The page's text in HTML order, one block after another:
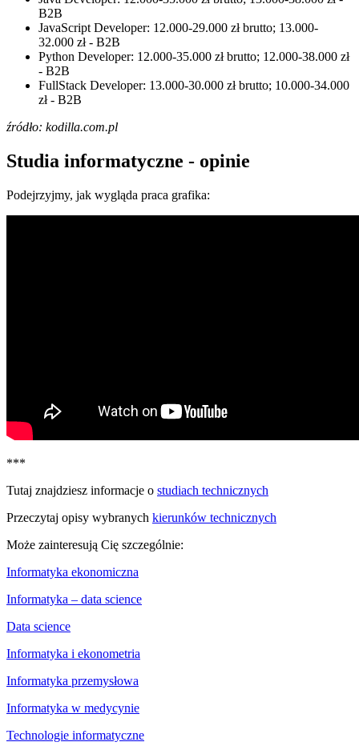
B2B
JavaScript Developer: 12.000-29.000 zł brutto; 13.000-
32.000 zł - B2B
Python Developer: 12.000-35.000 zł brutto; 12.000-38.000 zł
- B2B
FullStack Developer: 13.000-30.000 zł brutto; 10.000-34.000
zł - B2B
źródło: kodilla.com.pl
Studia informatyczne - opinie
Podejrzyjmy, jak wygląda praca grafika:
***
Tutaj znajdziesz informacje o studiach technicznych
Przeczytaj opisy wybranych kierunków technicznych
Może zainteresują Cię szczególnie:
Informatyka ekonomiczna
Informatyka – data science
Data science
Informatyka i ekonometria
Informatyka przemysłowa
Informatyka w medycynie
Technologie informatyczne